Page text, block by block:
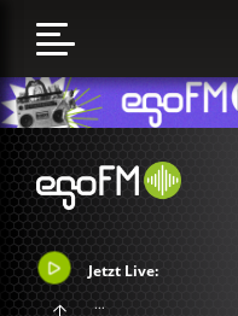
Jetzt Live:
...